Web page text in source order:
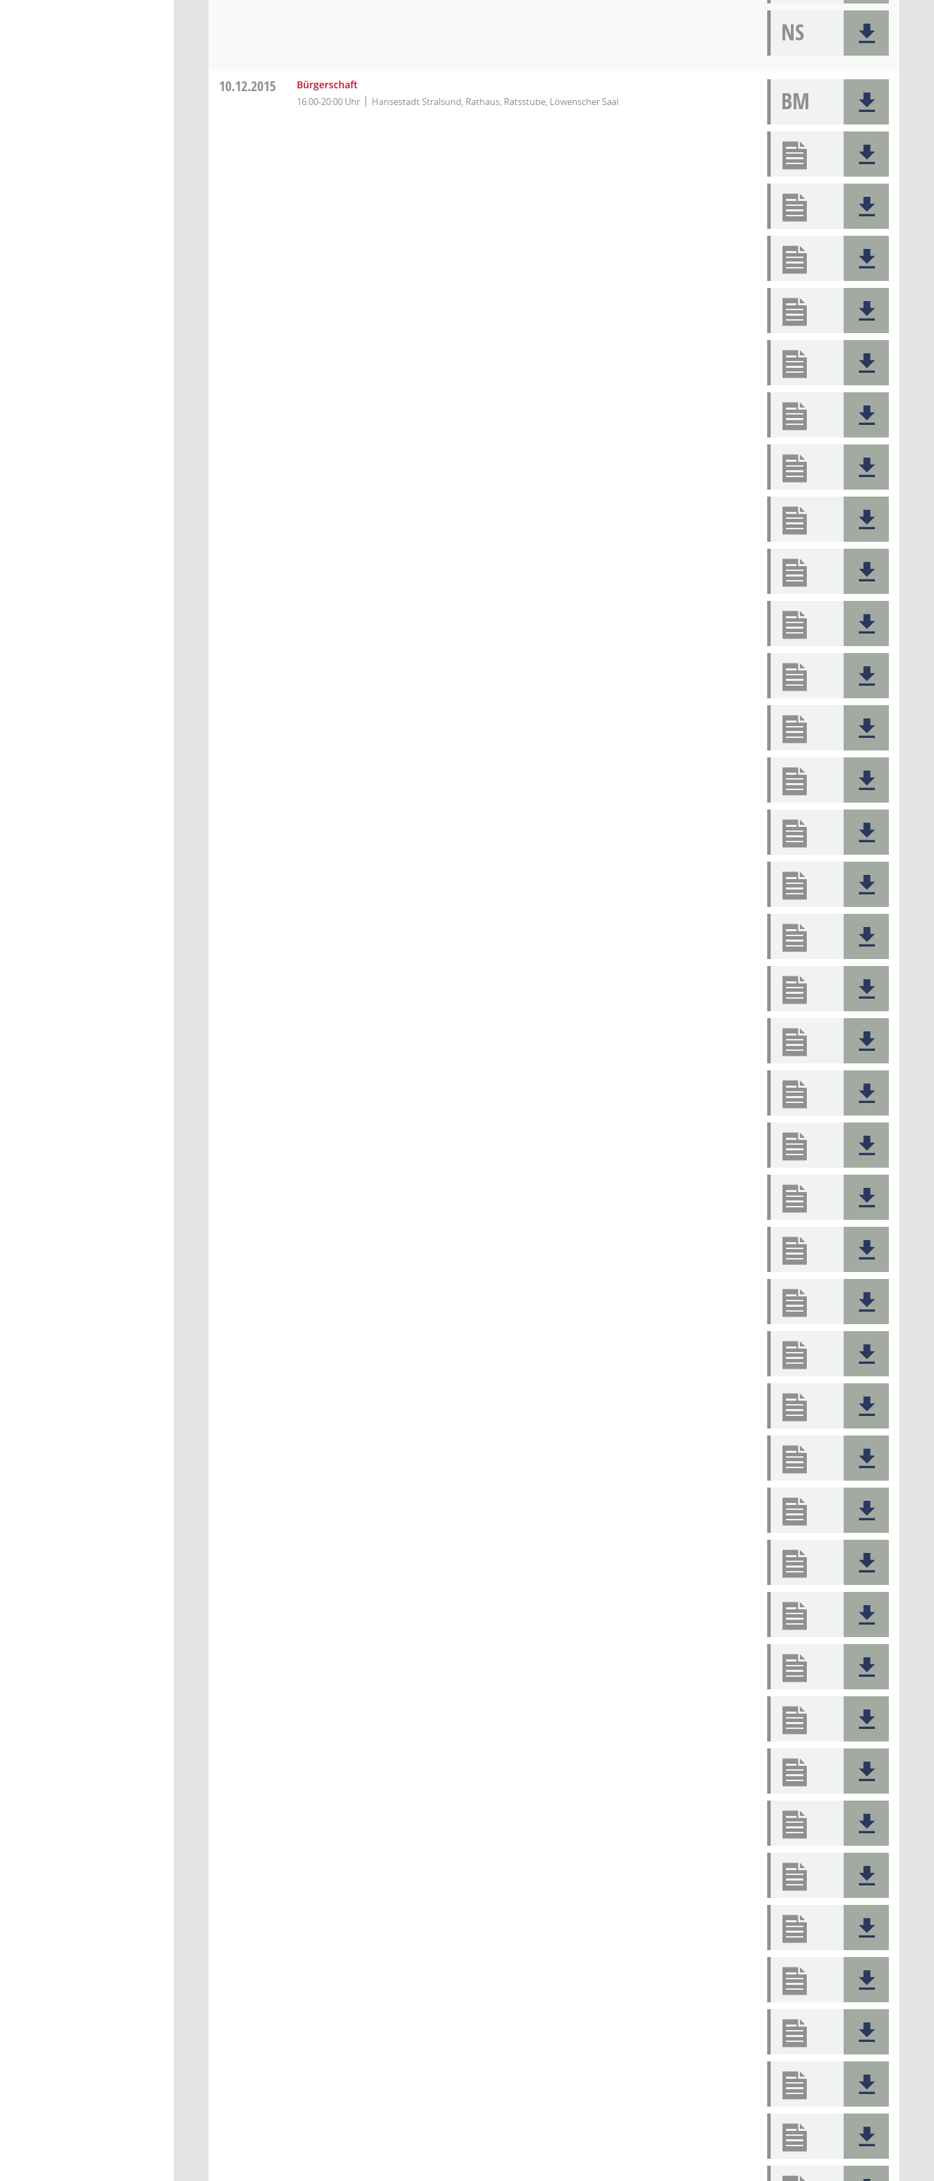
NS
10.12.2015 Bürgerschaft
16:00-20:00 Uhr Hansestadt Stralsund, Rathaus, Ratsstube, Löwenscher Saal BM